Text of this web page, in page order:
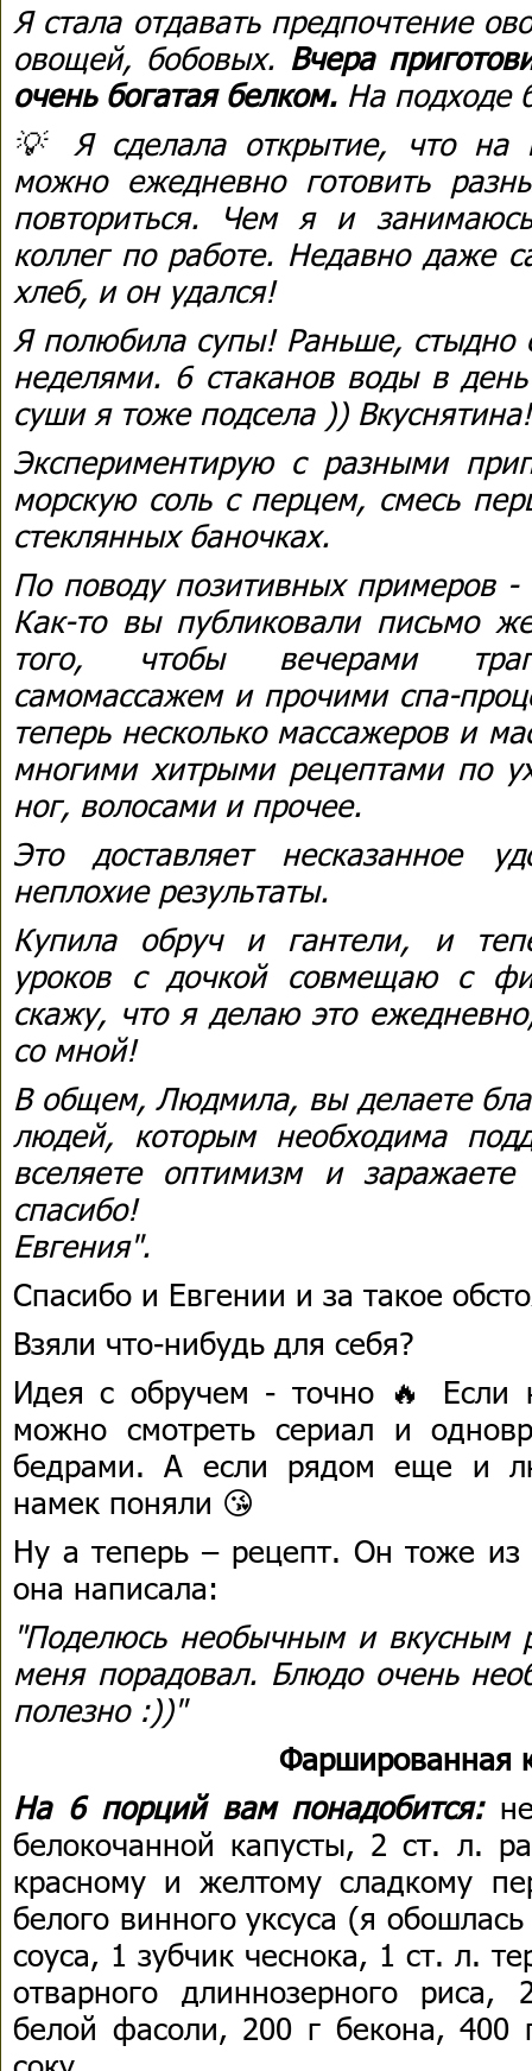
Я стала отдавать предпочтение
овощей, бобовых. Вчера
очень богатая белком. На подходе
💡 Я сделала открытие, что на
можно ежедневно готовить
повториться. Чем я и
коллег по работе. Недавно даже
хлеб, и он удался!
Я полюбила супы! Раньше, стыдно
неделями. 6 стаканов воды в
суши я тоже подсела )) Вкуснятина!
Экспериментирую с разными
морскую соль с перцем, смесь
стеклянных баночках.
По поводу позитивных примеров -
Как-то вы публиковали письмо
того, чтобы вечерами
самомассажем и прочими спа-
теперь несколько массажеров и
многими хитрыми рецептами по
ног, волосами и прочее.
Это доставляет несказанное
неплохие результаты.
Купила обруч и гантели, и
уроков с дочкой совмещаю с
скажу, что я делаю это
со мной!
В общем, Людмила, вы делаете
людей, которым необходима
вселяете оптимизм и
спасибо!
Евгения".
Спасибо и Евгении и за такое
Взяли что-нибудь для себя?
Идея с обручем - точно 🔥 Если
можно смотреть сериал и
бедрами. А если рядом еще и
намек поняли 😘
Ну а теперь – рецепт. Он тоже из
она написала:
"Поделюсь необычным и вкусным
меня порадовал. Блюдо очень
полезно :))"
Фаршированная
На 6 порций вам понадобится:
белокочанной капусты, 2 ст. л.
красному и желтому сладкому
белого винного уксуса (я
соуса, 1 зубчик чеснока, 1 ст. л.
отварного длиннозерного риса,
белой фасоли, 200 г бекона, 400